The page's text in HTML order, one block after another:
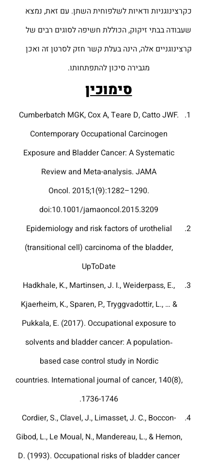
כקרצינוגניות ודאיות לשלפוחית השתן. עם זאת, נמצא
שעבודה בבתי זיקוק, הכוללת חשיפה לסוגים רבים של
קרצינוגניים אלה, הינה בעלת קשר חזק לסרטן זה ואכן
מגבירה סיכון להתפתחותו.
סימוכין
Cumberbatch MGK, Cox A, Teare D, Catto JWF.
Contemporary Occupational Carcinogen
Exposure and Bladder Cancer: A Systematic
Review and Meta-analysis. JAMA
Oncol. 2015;1(9):1282–1290.
doi:10.1001/jamaoncol.2015.3209
Epidemiology and risk factors of urothelial
(transitional cell) carcinoma of the bladder,
UpToDate
Hadkhale, K., Martinsen, J. I., Weiderpass, E.,
Kjaerheim, K., Sparen, P., Tryggvadottir, L., … &
Pukkala, E. (2017). Occupational exposure to
solvents and bladder cancer: A population‐
based case control study in Nordic
countries. International journal of cancer, 140(8),
1736-1746.‏
Cordier, S., Clavel, J., Limasset, J. C., Boccon-
Gibod, L., Le Moual, N., Mandereau, L., & Hemon,
D. (1993). Occupational risks of bladder cancer